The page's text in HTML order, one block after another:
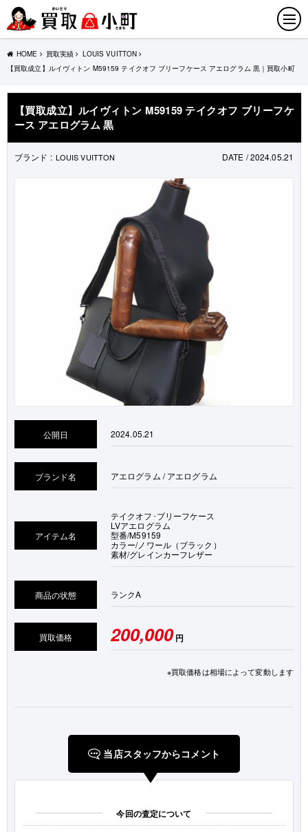
HOME 買取実績
LOUIS VUITTON
【買取成立】ルイヴィトン M59159 テイクオフ ブリーフケース アエログラム 黒｜買取小町
【買取成立】ルイヴィトン M59159 テイクオフ ブリーフケ
ース アエログラム 黒
ブランド : LOUIS VUITTON DATE / 2024.05.21
公開日 2024.05.21
ブランド名 アエログラム / アエログラム
アイテム名
テイクオフ･ブリーフケース
LVアエログラム
型番/M59159
カラー/ノワール（ブラック）
素材/グレインカーフレザー
商品の状態 ランクA
買取価格 200,000円
※買取価格は相場によって変動します
当店スタッフからコメント
今回の査定について